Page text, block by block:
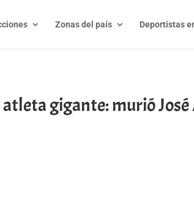
Zonas del país Deportistas
gigante: murió